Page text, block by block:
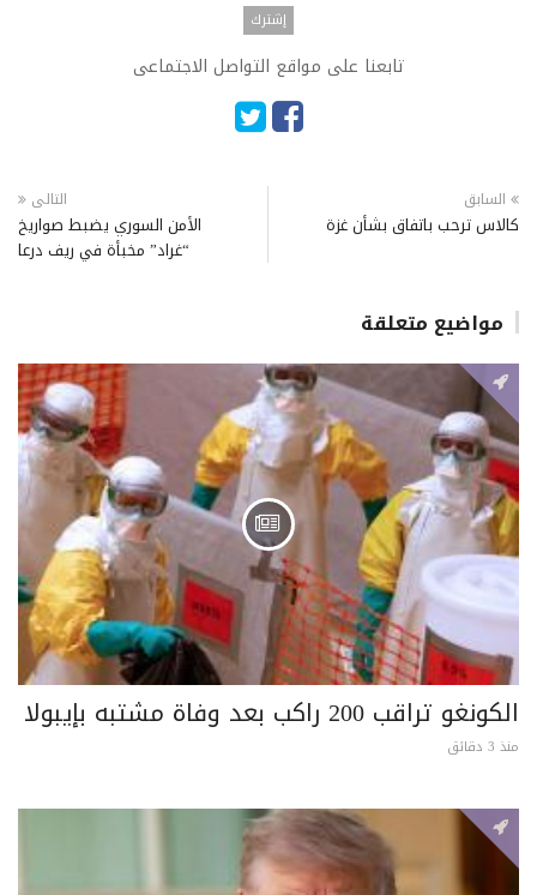
تابعنا على مواقع التواصل الاجتماعى
السابق
كالاس ترحب باتفاق بشأن غزة
التالى
الأمن السوري يضبط صواريخ
“غراد” مخبأة في ريف درعا
مواضيع متعلقة
الكونغو تراقب 200 راكب بعد وفاة مشتبه بإيبولا
منذ 3 دقائق